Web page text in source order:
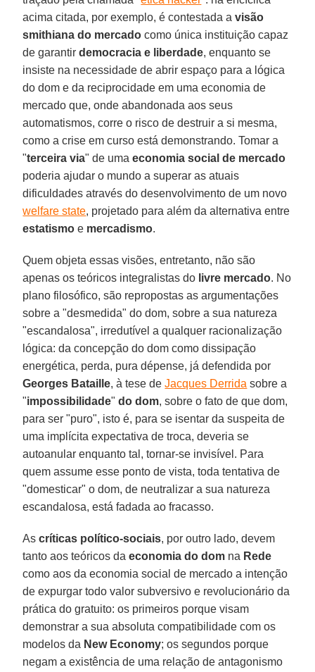
acima citada, por exemplo, é contestada avisão
smithiana do mercado como única instituição capaz
de garantirdemocracia e liberdade, enquanto se
insiste na necessidade de abrir espaço para a lógica
do dom e da reciprocidade em uma economia de
mercado que, onde abandonada aos seus
automatismos, corre o risco de destruir a si mesma,
como a crise em curso está demonstrando. Tomar a
"terceira via" de umaeconomia social de mercado
poderia ajudar o mundo a superar as atuais
dificuldades através do desenvolvimento de um novo
welfare state, projetado para além da alternativa entre
estatismo e mercadismo.
Quem objeta essas visões, entretanto, não são
apenas os teóricos integralistas do livre mercado. No
plano filosófico, são repropostas as argumentações
sobre a "desmedida" do dom, sobre a sua natureza
"escandalosa", irredutível a qualquer racionalização
lógica: da concepção do dom como dissipação
energética, perda, pura dépense, já defendida por
Georges Bataille, à tese deJacques Derrida sobre a
"impossibilidade"do dom, sobre o fato de que dom,
para ser "puro", isto é, para se isentar da suspeita de
uma implícita expectativa de troca, deveria se
autoanular enquanto tal, tornar-se invisível. Para
quem assume esse ponto de vista, toda tentativa de
"domesticar" o dom, de neutralizar a sua natureza
escandalosa, está fadada ao fracasso.
Ascríticas político-sociais, por outro lado, devem
tanto aos teóricos daeconomia do dom na Rede
como aos da economia social de mercado a intenção
de expurgar todo valor subversivo e revolucionário da
prática do gratuito: os primeiros porque visam
demonstrar a sua absoluta compatibilidade com os
modelos da New Economy; os segundos porque
negam a existência de uma relação de antagonismo